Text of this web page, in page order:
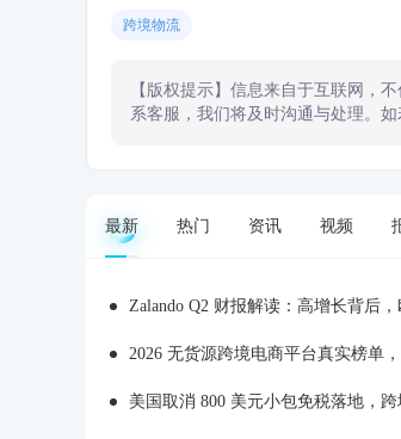
跨境物流
【版权提示】信息来自于互联网，
系客服，我们将及时沟通与处理。
最新 热门 资讯 视频
Zalando Q2 财报解读：高增长背后
2026 无货源跨境电商平台真实榜单
美国取消 800 美元小包免税落地，